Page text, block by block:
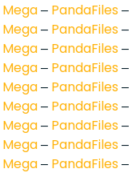
Mega– PandaFiles–
Mega– PandaFiles–
Mega– PandaFiles–
Mega– PandaFiles–
Mega– PandaFiles–
Mega– PandaFiles–
Mega– PandaFiles–
Mega– PandaFiles–
Mega– PandaFiles–